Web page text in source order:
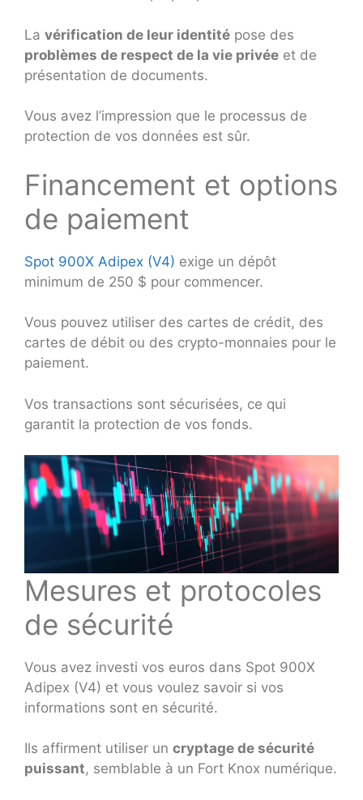
La vérification de leur identité pose des
problèmes de respect de la vie privée et de
présentation de documents.
Vous avez l’impression que le processus de
protection de vos données est sûr.
Financement et options
de paiement
Spot 900X Adipex (V4) exige un dépôt
minimum de 250 $ pour commencer.
Vous pouvez utiliser des cartes de crédit, des
cartes de débit ou des crypto-monnaies pour le
paiement.
Vos transactions sont sécurisées, ce qui
garantit la protection de vos fonds.
Mesures et protocoles
de sécurité
Vous avez investi vos euros dans Spot 900X
Adipex (V4) et vous voulez savoir si vos
informations sont en sécurité.
Ils affirment utiliser un cryptage de sécurité
puissant, semblable à un Fort Knox numérique.